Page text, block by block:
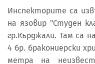
Инспекторите са
на язовир "Студен
гр.Кърджали. Там са
4 бр. бракониерски
метра на